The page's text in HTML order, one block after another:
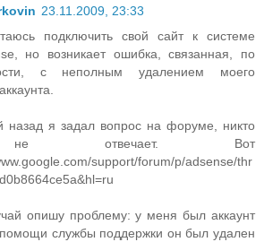
23.11.2009, 23:33
подключить свой сайт к системе
но возникает ошибка, связанная, по
с неполным удалением моего
назад я задал вопрос на форуме, никто
отвечает. Вот
support/forum/p/adsense/thr
опишу проблему: у меня был аккаунт
службы поддержки он был удален